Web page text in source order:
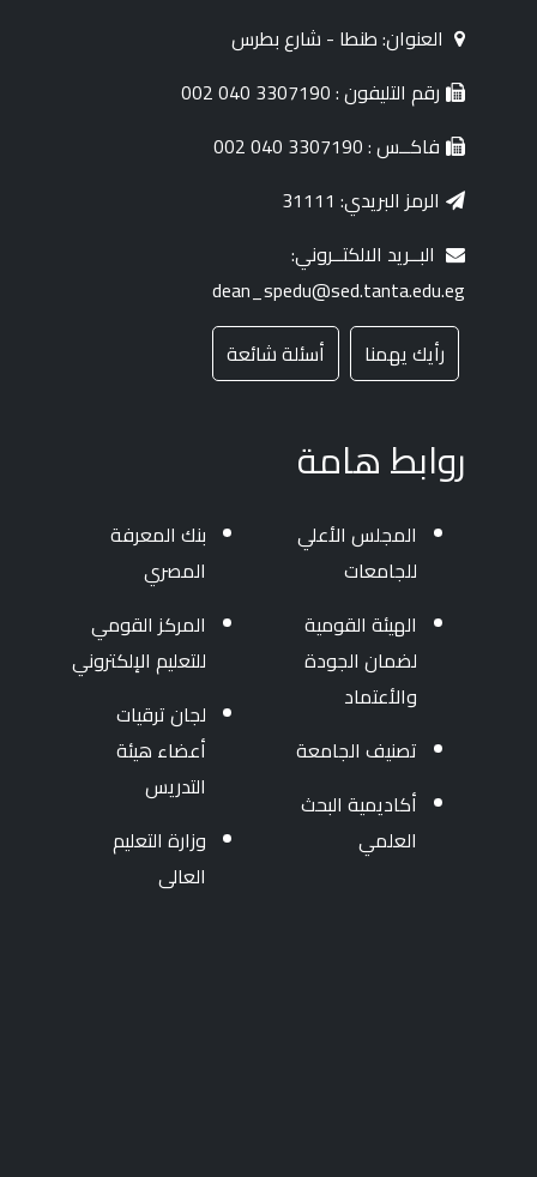
العنوان: طنطا - شارع بطرس
رقم التليفون : 3307190 040 002
فاكــس : 3307190 040 002
الرمز البريدي: 31111
البــريد الالكتــروني:
dean_spedu@sed.tanta.edu.eg
رأيك يهمنا
أسئلة شائعة
روابط هامة
المجلس الأعلي
للجامعات
الهيئة القومية
لضمان الجودة
والأعتماد
تصنيف الجامعة
أكاديمية البحث
العلمي
بنك المعرفة
المصري
المركز القومي
للتعليم الإلكتروني
لجان ترقيات
أعضاء هيئة
التدريس
وزارة التعليم
العالى